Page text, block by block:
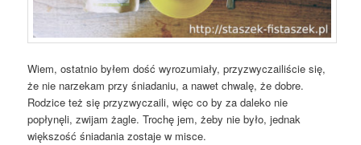
Wiem, ostatnio byłem dość wyrozumiały, przyzwyczailiście się,
że nie narzekam przy śniadaniu, a nawet chwalę, że dobre.
Rodzice też się przyzwyczaili, więc co by za daleko nie
popłynęli, zwijam żagle. Trochę jem, żeby nie było, jednak
większość śniadania zostaje w misce.